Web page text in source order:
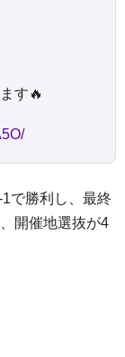
す🔥
で勝利し、最終
開催地選抜が4